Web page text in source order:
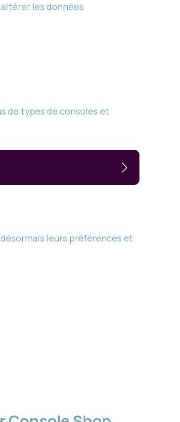
les données
de types de consoles et
leurs préférences et